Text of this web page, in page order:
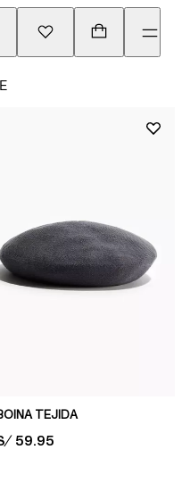
TEJIDA
59.95